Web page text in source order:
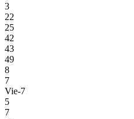
3
22
25
42
43
49
8
7
Vie-7
5
7